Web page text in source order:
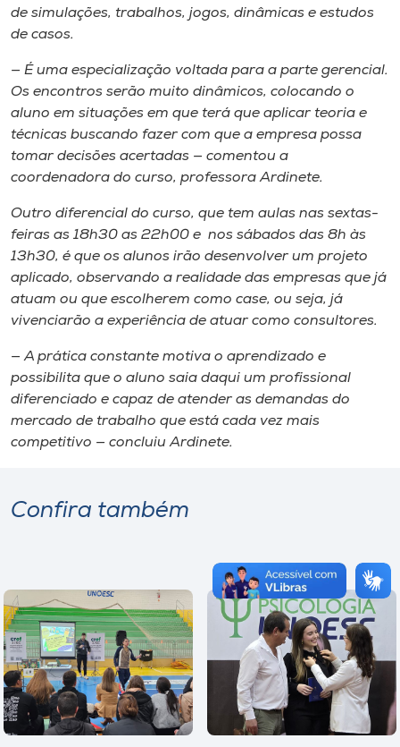
de simulações, trabalhos, jogos, dinâmicas e estudos
de casos.
— É uma especialização voltada para a parte gerencial.
Os encontros serão muito dinâmicos, colocando o
aluno em situações em que terá que aplicar teoria e
técnicas buscando fazer com que a empresa possa
tomar decisões acertadas — comentou a
coordenadora do curso, professora Ardinete.
Outro diferencial do curso, que tem aulas nas sextas-
feiras as 18h30 as 22h00 e nos sábados das 8h às
13h30, é que os alunos irão desenvolver um projeto
aplicado, observando a realidade das empresas que já
atuam ou que escolherem como case, ou seja, já
vivenciarão a experiência de atuar como consultores.
— A prática constante motiva o aprendizado e
possibilita que o aluno saia daqui um profissional
diferenciado e capaz de atender as demandas do
mercado de trabalho que está cada vez mais
competitivo — concluiu Ardinete.
Confira também